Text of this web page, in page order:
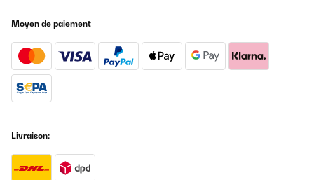
Moyen de paiement
Livraison: